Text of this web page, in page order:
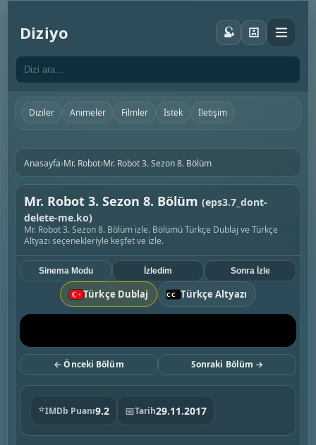
Diziyo
Diziler Animeler Filmler İstek İletişim
Anasayfa›Mr. Robot›Mr. Robot 3. Sezon 8. Bölüm
Mr. Robot 3. Sezon 8. Bölüm (eps3.7_dont-
delete-me.ko)
Mr. Robot 3. Sezon 8. Bölüm izle. Bölümü Türkçe Dublaj ve Türkçe
Altyazı seçenekleriyle keşfet ve izle.
Türkçe Dublaj Türkçe Altyazı
Sinema Modu İzledim Sonra İzle
← Önceki Bölüm Sonraki Bölüm →
⭐IMDb Puanı9.2 📅Tarih29.11.2017